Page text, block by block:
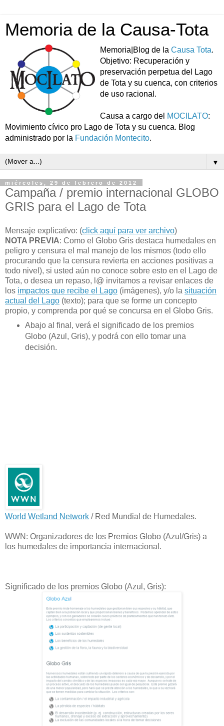
Memoria de la Causa-Tota
Memoria|Blog de la Causa Tota.
Objetivo: Recuperación y
preservación perpetua del Lago
de Tota y su cuenca, con criterios
de uso racional.
Causa a cargo del MOCILATO:
Movimiento cívico pro Lago de Tota y su cuenca. Blog
administrado por la Fundación Montecito.
▼
miércoles, 29 de febrero de 2012
Campaña / premio internacional GLOBO
GRIS para el Lago de Tota
Mensaje explicativo: (click aquí para ver archivo)
NOTA PREVIA: Como el Globo Gris destaca humedales en
peligro y censura el mal manejo de los mismos (todo ello
procurando que la censura revierta en acciones positivas a
todo nivel), si usted aún no conoce sobre esto en el Lago de
Tota, o desea un repaso, l@ invitamos a revisar enlaces de
los impactos que recibe el Lago (imágenes), y/o la situación
actual del Lago (texto); para que se forme un concepto
propio, y comprenda por qué se concursa en el Globo Gris.
Abajo al final, verá el significado de los premios
Globo (Azul, Gris), y podrá con ello tomar una
decisión.
World Wetland Network / Red Mundial de Humedales.
WWN: Organizadores de los Premios Globo (Azul/Gris) a
los humedales de importancia internacional.
Significado de los premios Globo (Azul, Gris):